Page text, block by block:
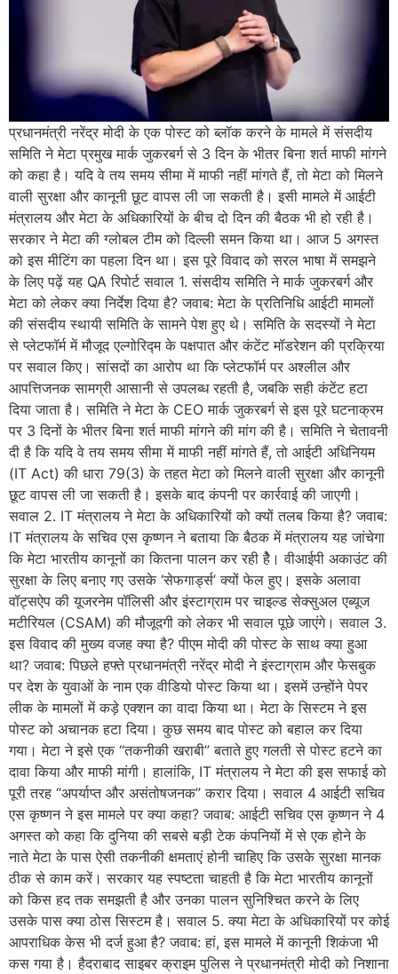
प्रधानमंत्री नरेंद्र मोदी के एक पोस्ट को ब्लॉक करने के मामले में संसदीय
समिति ने मेटा प्रमुख मार्क जुकरबर्ग से 3 दिन के भीतर बिना शर्त माफी मांगने
को कहा है। यदि वे तय समय सीमा में माफी नहीं मांगते हैं, तो मेटा को मिलने
वाली सुरक्षा और कानूनी छूट वापस ली जा सकती है। इसी मामले में आईटी
मंत्रालय और मेटा के अधिकारियों के बीच दो दिन की बैठक भी हो रही है।
सरकार ने मेटा की ग्लोबल टीम को दिल्ली समन किया था। आज 5 अगस्त
को इस मीटिंग का पहला दिन था। इस पूरे विवाद को सरल भाषा में समझने
के लिए पढ़ें यह QA रिपोर्ट सवाल 1. संसदीय समिति ने मार्क जुकरबर्ग और
मेटा को लेकर क्या निर्देश दिया है? जवाब: मेटा के प्रतिनिधि आईटी मामलों
की संसदीय स्थायी समिति के सामने पेश हुए थे। समिति के सदस्यों ने मेटा
से प्लेटफॉर्म में मौजूद एल्गोरिद्म के पक्षपात और कंटेंट मॉडरेशन की प्रक्रिया
पर सवाल किए। सांसदों का आरोप था कि प्लेटफॉर्म पर अश्लील और
आपत्तिजनक सामग्री आसानी से उपलब्ध रहती है, जबकि सही कंटेंट हटा
दिया जाता है। समिति ने मेटा के CEO मार्क जुकरबर्ग से इस पूरे घटनाक्रम
पर 3 दिनों के भीतर बिना शर्त माफी मांगने की मांग की है। समिति ने चेतावनी
दी है कि यदि वे तय समय सीमा में माफी नहीं मांगते हैं, तो आईटी अधिनियम
(IT Act) की धारा 79(3) के तहत मेटा को मिलने वाली सुरक्षा और कानूनी
छूट वापस ली जा सकती है। इसके बाद कंपनी पर कार्रवाई की जाएगी।
सवाल 2. IT मंत्रालय ने मेटा के अधिकारियों को क्यों तलब किया है? जवाब:
IT मंत्रालय के सचिव एस कृष्णन ने बताया कि बैठक में मंत्रालय यह जांचेगा
कि मेटा भारतीय कानूनों का कितना पालन कर रही हैे। वीआईपी अकाउंट की
सुरक्षा के लिए बनाए गए उसके ‘सेफगार्ड्स’ क्यों फेल हुए। इसके अलावा
वॉट्सऐप की यूजरनेम पॉलिसी और इंस्टाग्राम पर चाइल्ड सेक्सुअल एब्यूज
मटीरियल (CSAM) की मौजूदगी को लेकर भी सवाल पूछे जाएंगे। सवाल 3.
इस विवाद की मुख्य वजह क्या है? पीएम मोदी की पोस्ट के साथ क्या हुआ
था? जवाब: पिछले हफ्ते प्रधानमंत्री नरेंद्र मोदी ने इंस्टाग्राम और फेसबुक
पर देश के युवाओं के नाम एक वीडियो पोस्ट किया था। इसमें उन्होंने पेपर
लीक के मामलों में कड़े एक्शन का वादा किया था। मेटा के सिस्टम ने इस
पोस्ट को अचानक हटा दिया। कुछ समय बाद पोस्ट को बहाल कर दिया
गया। मेटा ने इसे एक “तकनीकी खराबी” बताते हुए गलती से पोस्ट हटने का
दावा किया और माफी मांगी। हालांकि, IT मंत्रालय ने मेटा की इस सफाई को
पूरी तरह “अपर्याप्त और असंतोषजनक” करार दिया। सवाल 4 आईटी सचिव
एस कृष्णन ने इस मामले पर क्या कहा? जवाब: आईटी सचिव एस कृष्णन ने 4
अगस्त को कहा कि दुनिया की सबसे बड़ी टेक कंपनियों में से एक होने के
नाते मेटा के पास ऐसी तकनीकी क्षमताएं होनी चाहिए कि उसके सुरक्षा मानक
ठीक से काम करें। सरकार यह स्पष्टता चाहती है कि मेटा भारतीय कानूनों
को किस हद तक समझती है और उनका पालन सुनिश्चित करने के लिए
उसके पास क्या ठोस सिस्टम है। सवाल 5. क्या मेटा के अधिकारियों पर कोई
आपराधिक केस भी दर्ज हुआ है? जवाब: हां, इस मामले में कानूनी शिकंजा भी
कस गया है। हैदराबाद साइबर क्राइम पुलिस ने प्रधानमंत्री मोदी को निशाना